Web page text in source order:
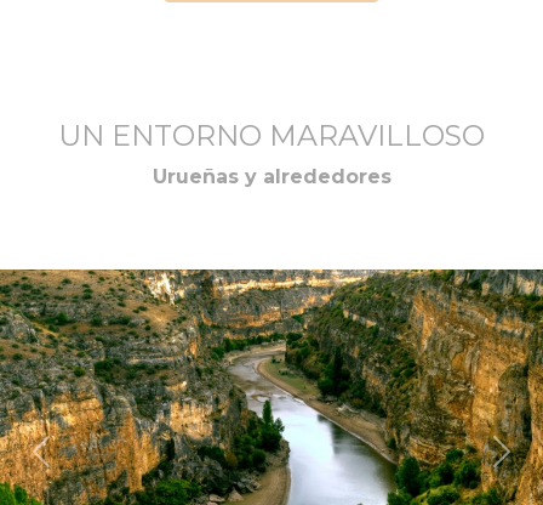
UN ENTORNO MARAVILLOSO
Urueñas y alrededores
Anterior